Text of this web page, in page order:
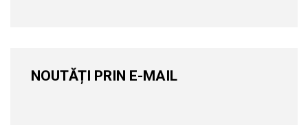
NOUTĂȚI PRIN E-MAIL